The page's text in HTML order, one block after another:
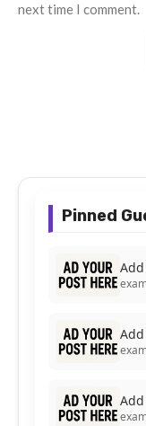
next time I comment.
Pinned